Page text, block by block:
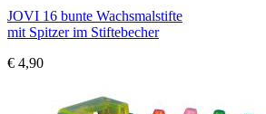
JOVI 16 bunte Wachsmalstifte
mit Spitzer im Stiftebecher
€ 4,90